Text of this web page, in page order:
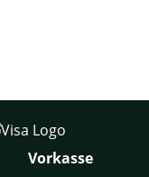
Vorkasse